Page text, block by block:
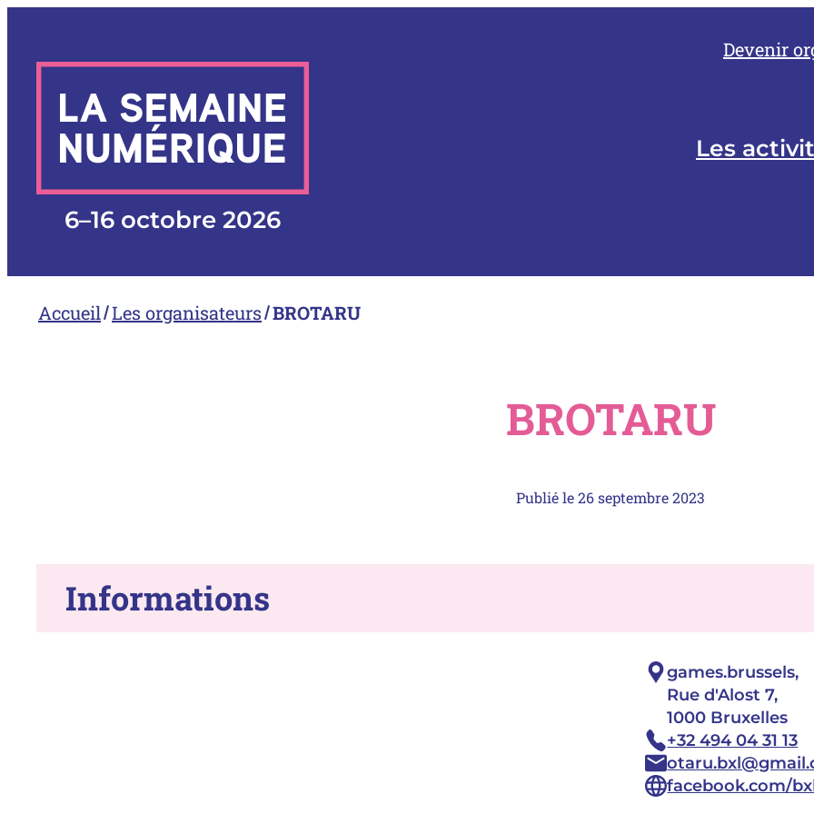
contenu
Devenir
6–16 octobre 2026
Les
Accueil Les organisateurs BROTARU
BROTARU
Publié le26 septembre 2023
Informations
Adresse :
games.brussels,
Rue d'Alost 7,
1000 Bruxelles
Téléphone :
+32 494 04 31 13
Email :
Site :facebook.com/